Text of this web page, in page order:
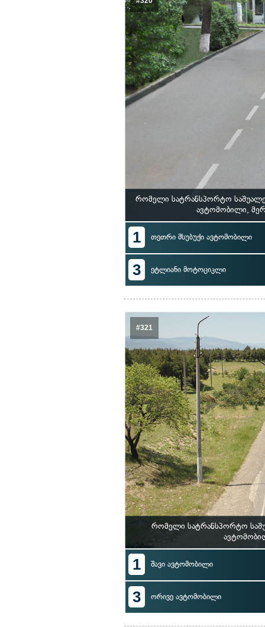
რომელი სატრანსპორტო
ავტომობილი,
1 თეთრი მსუბუქი ავტომობილი
3 ეტლიანი მოტოციკლი
#321
რომელი სატრანსპორტო
1 შავი ავტომობილი
3 ორივე ავტომობილი